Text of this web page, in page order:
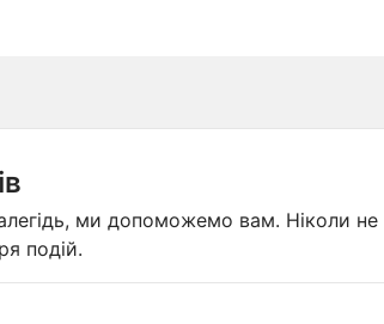
ми допоможемо вам. Ніколи
подій.